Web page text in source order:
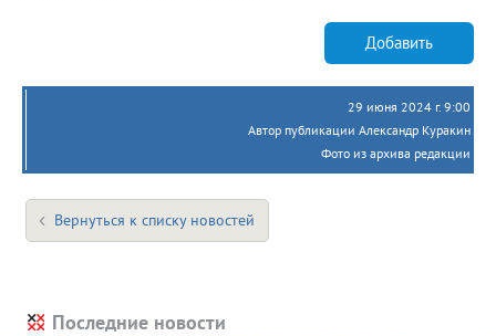
Добавить
29 июня 2024 г. 9:00
Автор публикации Александр Куракин
Фото из архива редакции
Вернуться к списку новостей
Последние новости